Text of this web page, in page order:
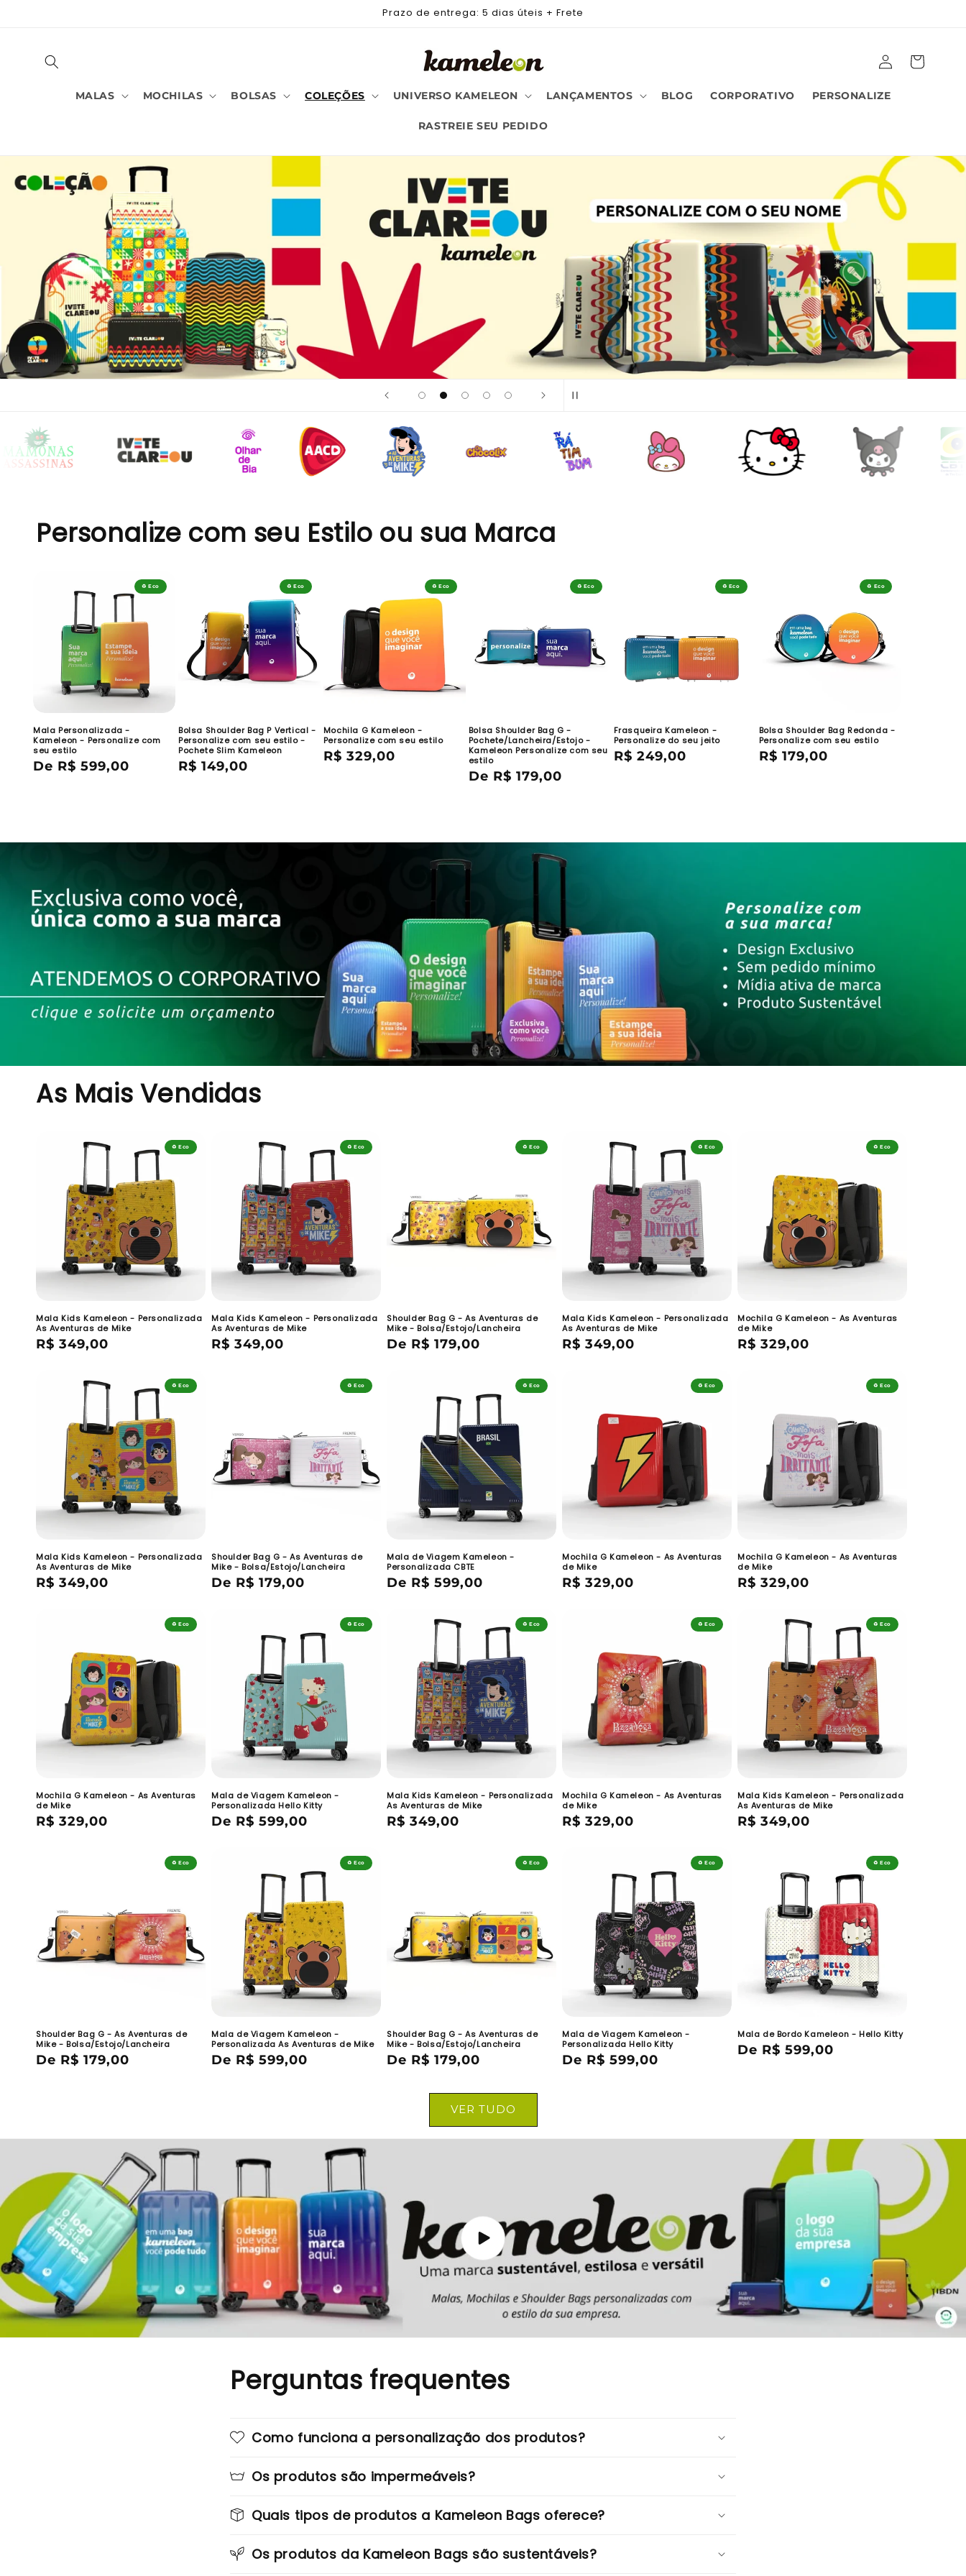
Prazo de entrega: 5 dias úteis + Frete
MALAS MOCHILAS BOLSAS COLEÇÕES UNIVERSO KAMELEON LANÇAMENTOS BLOG CORPORATIVO PERSONALIZE
RASTREIE SEU PEDIDO
login
Carrinho
Personalize com seu Estilo ou sua Marca
♻️ Eco
Mala Personalizada -
Kameleon - Personalize com
seu estilo
Preço
De R$ 599,00
♻️ Eco
Bolsa Shoulder Bag P Vertical -
Personalize com seu estilo -
Pochete Slim Kameleon
Preço
R$ 149,00
♻️ Eco
Mochila G Kameleon -
Personalize com seu estilo
Preço
R$ 329,00
♻️ Eco
Bolsa Shoulder Bag G -
Pochete/Lancheira/Estojo -
Kameleon Personalize com seu
estilo
Preço
De R$ 179,00
♻️ Eco
Frasqueira Kameleon -
Personalize do seu jeito
Preço
R$ 249,00
♻️ Eco
Bolsa Shoulder Bag Redonda -
Personalize com seu estilo
Preço
R$ 179,00
As Mais Vendidas
♻️ Eco
Mala Kids Kameleon - Personalizada
As Aventuras de Mike
Preço
R$ 349,00
♻️ Eco
Mala Kids Kameleon - Personalizada
As Aventuras de Mike
Preço
R$ 349,00
♻️ Eco
Shoulder Bag G - As Aventuras de
Mike - Bolsa/Estojo/Lancheira
Preço
De R$ 179,00
♻️ Eco
Mala Kids Kameleon - Personalizada
As Aventuras de Mike
Preço
R$ 349,00
♻️ Eco
Mochila G Kameleon - As Aventuras
de Mike
Preço
R$ 329,00
♻️ Eco
Mala Kids Kameleon - Personalizada
As Aventuras de Mike
Preço
R$ 349,00
♻️ Eco
Shoulder Bag G - As Aventuras de
Mike - Bolsa/Estojo/Lancheira
Preço
De R$ 179,00
♻️ Eco
Mala de Viagem Kameleon -
Personalizada CBTE
Preço
De R$ 599,00
♻️ Eco
Mochila G Kameleon - As Aventuras
de Mike
Preço
R$ 329,00
♻️ Eco
Mochila G Kameleon - As Aventuras
de Mike
Preço
R$ 329,00
♻️ Eco
Mochila G Kameleon - As Aventuras
de Mike
Preço
R$ 329,00
♻️ Eco
Mala de Viagem Kameleon -
Personalizada Hello Kitty
Preço
De R$ 599,00
♻️ Eco
Mala Kids Kameleon - Personalizada
As Aventuras de Mike
Preço
R$ 349,00
♻️ Eco
Mochila G Kameleon - As Aventuras
de Mike
Preço
R$ 329,00
♻️ Eco
Mala Kids Kameleon - Personalizada
As Aventuras de Mike
Preço
R$ 349,00
♻️ Eco
Shoulder Bag G - As Aventuras de
Mike - Bolsa/Estojo/Lancheira
Preço
De R$ 179,00
♻️ Eco
Mala de Viagem Kameleon -
Personalizada As Aventuras de Mike
Preço
De R$ 599,00
♻️ Eco
Shoulder Bag G - As Aventuras de
Mike - Bolsa/Estojo/Lancheira
Preço
De R$ 179,00
♻️ Eco
Mala de Viagem Kameleon -
Personalizada Hello Kitty
Preço
De R$ 599,00
♻️ Eco
Mala de Bordo Kameleon - Hello Kitty
Preço
De R$ 599,00
VER TUDO
Perguntas frequentes
Como funciona a personalização dos produtos?
Os produtos são impermeáveis?
Quais tipos de produtos a Kameleon Bags oferece?
Os produtos da Kameleon Bags são sustentáveis?